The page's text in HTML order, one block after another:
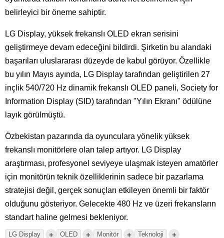
belirleyici bir öneme sahiptir.
LG Display, yüksek frekanslı OLED ekran serisini
geliştirmeye devam edeceğini bildirdi. Şirketin bu alandaki
başarıları uluslararası düzeyde de kabul görüyor. Özellikle
bu yılın Mayıs ayında, LG Display tarafından geliştirilen 27
inçlik 540/720 Hz dinamik frekanslı OLED paneli, Society for
Information Display (SID) tarafından "Yılın Ekranı" ödülüne
layık görülmüştü.
Özbekistan pazarında da oyunculara yönelik yüksek
frekanslı monitörlere olan talep artıyor. LG Display
araştırması, profesyonel seviyeye ulaşmak isteyen amatörler
için monitörün teknik özelliklerinin sadece bir pazarlama
stratejisi değil, gerçek sonuçları etkileyen önemli bir faktör
olduğunu gösteriyor. Gelecekte 480 Hz ve üzeri frekansların
standart haline gelmesi bekleniyor.
LG Display + OLED + Monitör + Teknoloji +